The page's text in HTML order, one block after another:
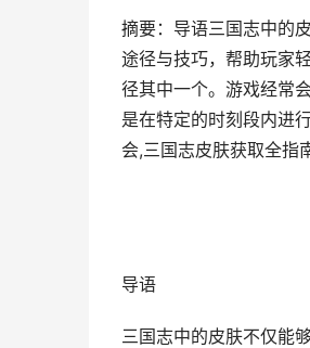
摘要：导语三国志中的
途径与技巧，帮助玩家
径其中一个。游戏经常
是在特定的时刻段内进
会,三国志皮肤获取全指
导语
三国志中的皮肤不仅能